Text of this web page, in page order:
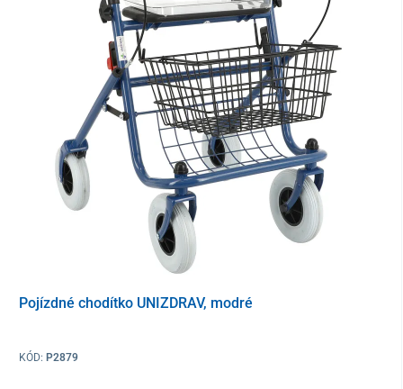
Pončo je možné zajistit o vozík pomocíotvorů na rukověti
plastových klipů
, které ho pevně přichytí ke konstrukci
vozíku azabrání jeho sesouvání během jízdy.
Odolná polyesterová tkanina s PVC podkladem je 100 %
nepromokavá
. Bezpečnost při snížené viditelnosti
Hlavní benefity ponča do deště UNIZDRAV
univerzálny strihpre mužov aj ženy (šírka 135 cm, dĺžka
Pojízdné chodítko UNIZDRAV, modré
KÓD: P2879